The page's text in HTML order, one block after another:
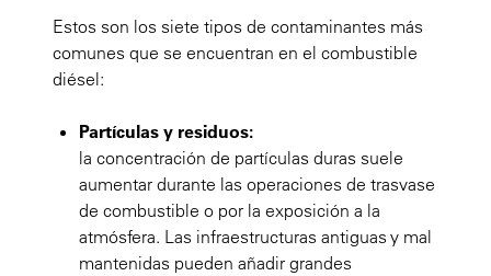
Estos son los siete tipos de contaminantes más
comunes que se encuentran en el combustible
diésel:
Partículas y residuos:
la concentración de partículas duras suele
aumentar durante las operaciones de trasvase
de combustible o por la exposición a la
atmósfera. Las infraestructuras antiguas y mal
mantenidas pueden añadir grandes